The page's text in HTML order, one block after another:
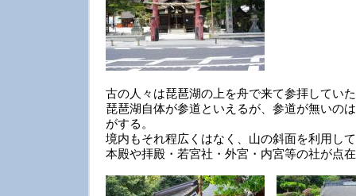
古の人々は琵琶湖の上を舟で来て参拝してい
琵琶湖自体が参道といえるが、参道が無いの
がする。
境内もそれ程広くはなく、山の斜面を利用して
本殿や拝殿・若宮社・外宮・内宮等の社が点